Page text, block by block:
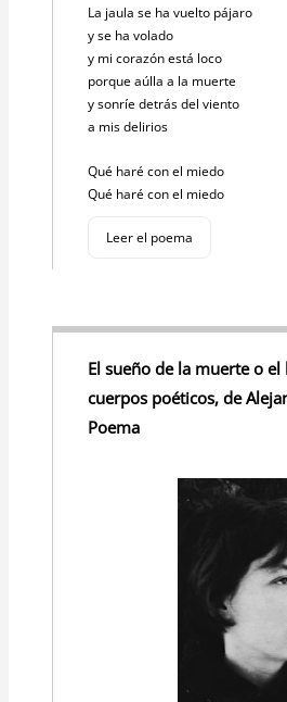
La jaula se ha vuelto pájaro
y se ha volado
y mi corazón está loco
porque aúlla a la muerte
y sonríe detrás del viento
a mis delirios
Qué haré con el miedo
Qué haré con el miedo
Leer el poema
El sueño de la muerte o el
cuerpos poéticos, de
Poema